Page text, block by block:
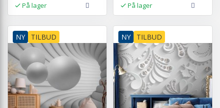
På lager På lager
NY TILBUD NY TILBUD